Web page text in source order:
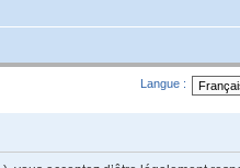
Langue :